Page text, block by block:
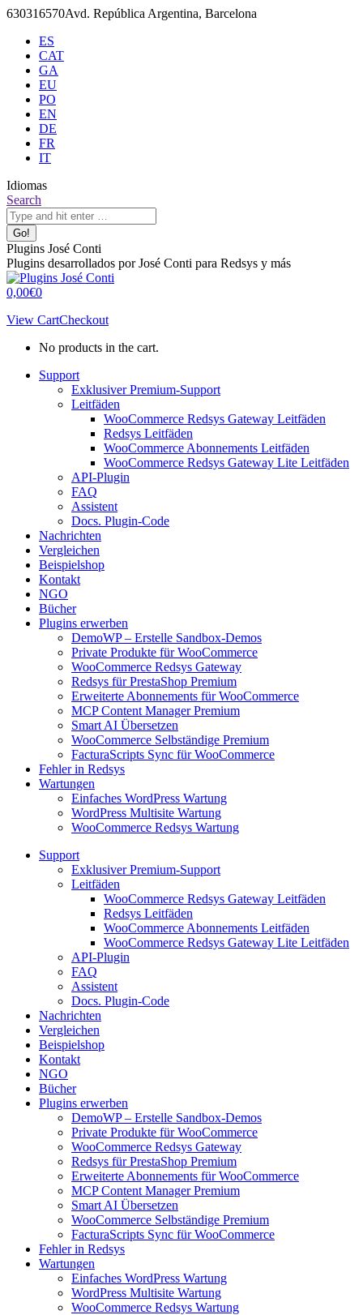
Skip
content
630316570Avd. República Argentina, Barcelona
ES
CAT
GA
EU
PO
EN
DE
FR
IT
Idiomas
X
page
opens
in
new
window
Github
page
opens
in
new
window
Search:
Search
Plugins José Conti
Plugins desarrollados por José Conti para Redsys y más
0,00€0
View CartCheckout
No products in the cart.
Support
Exklusiver Premium-Support
Leitfäden
WooCommerce Redsys Gateway Leitfäden
Redsys Leitfäden
WooCommerce Abonnements Leitfäden
WooCommerce Redsys Gateway Lite Leitfäden
API-Plugin
FAQ
Assistent
Docs. Plugin-Code
Nachrichten
Vergleichen
Beispielshop
Kontakt
NGO
Bücher
Plugins erwerben
DemoWP – Erstelle Sandbox-Demos
Private Produkte für WooCommerce
WooCommerce Redsys Gateway
Redsys für PrestaShop Premium
Erweiterte Abonnements für WooCommerce
MCP Content Manager Premium
Smart AI Übersetzen
WooCommerce Selbständige Premium
FacturaScripts Sync für WooCommerce
Fehler in Redsys
Wartungen
Einfaches WordPress Wartung
WordPress Multisite Wartung
WooCommerce Redsys Wartung
Support
Exklusiver Premium-Support
Leitfäden
WooCommerce Redsys Gateway Leitfäden
Redsys Leitfäden
WooCommerce Abonnements Leitfäden
WooCommerce Redsys Gateway Lite Leitfäden
API-Plugin
FAQ
Assistent
Docs. Plugin-Code
Nachrichten
Vergleichen
Beispielshop
Kontakt
NGO
Bücher
Plugins erwerben
DemoWP – Erstelle Sandbox-Demos
Private Produkte für WooCommerce
WooCommerce Redsys Gateway
Redsys für PrestaShop Premium
Erweiterte Abonnements für WooCommerce
MCP Content Manager Premium
Smart AI Übersetzen
WooCommerce Selbständige Premium
FacturaScripts Sync für WooCommerce
Fehler in Redsys
Wartungen
Einfaches WordPress Wartung
WordPress Multisite Wartung
WooCommerce Redsys Wartung